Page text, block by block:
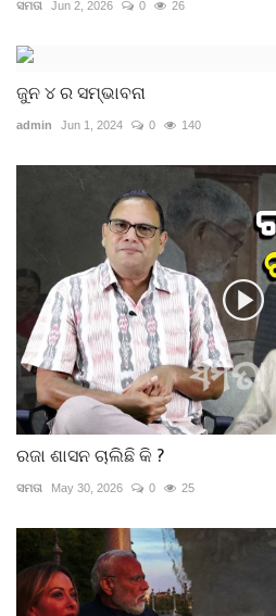
ସମତା Jun 2, 2026 0 26
ଜୁନ ୪ ର ସମ୍ଭାବନା
admin Jun 1, 2024 0 140
ରଜା ଶାସନ ଚାଲିଛି କି ?
ସମତା May 30, 2026 0 25